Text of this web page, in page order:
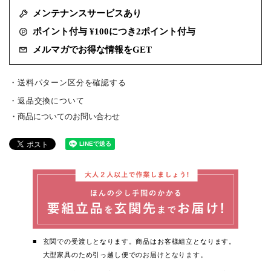
メンテナンスサービスあり
ポイント付与 ¥100につき2ポイント付与
メルマガでお得な情報をGET
・送料パターン区分を確認する
返品交換について
商品についてのお問い合わせ
玄関での受渡しとなります。商品はお客様組立となります。
大型家具のため引っ越し便でのお届けとなります。